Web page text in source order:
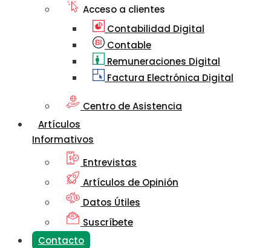
Acceso a clientes
Contabilidad Digital
Contable
Remuneraciones Digital
Factura Electrónica Digital
Centro de Asistencia
Artículos
Informativos
Entrevistas
Artículos de Opinión
Datos Útiles
Suscríbete
Contacto